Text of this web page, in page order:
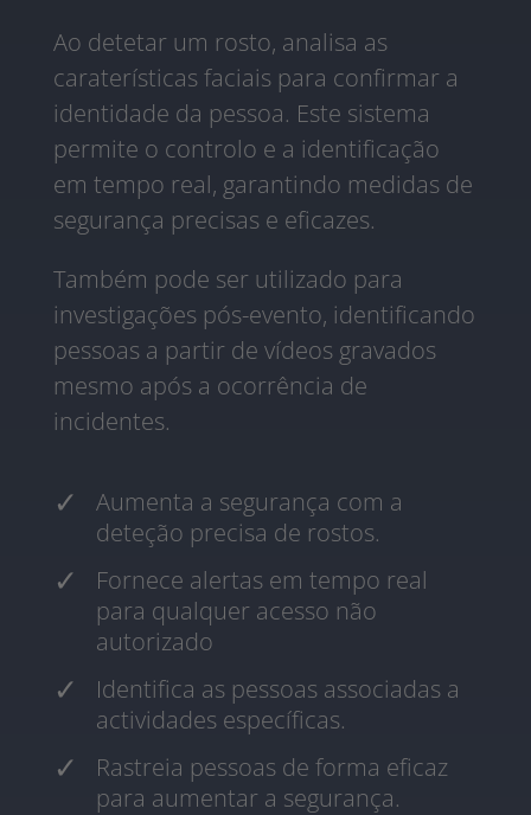
Ao detetar um rosto, analisa as
caraterísticas faciais para confirmar a
identidade da pessoa. Este sistema
permite o controlo e a identificação
em tempo real, garantindo medidas de
segurança precisas e eficazes.
Também pode ser utilizado para
investigações pós-evento, identificando
pessoas a partir de vídeos gravados
mesmo após a ocorrência de
incidentes.
Aumenta a segurança com a
deteção precisa de rostos.
Fornece alertas em tempo real
para qualquer acesso não
autorizado
Identifica as pessoas associadas a
actividades específicas.
Rastreia pessoas de forma eficaz
para aumentar a segurança.